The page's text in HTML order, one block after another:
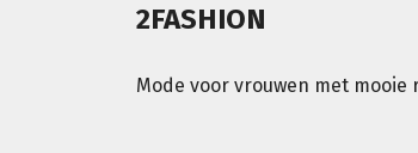
2FASHION
Mode voor vrouwen met mooie